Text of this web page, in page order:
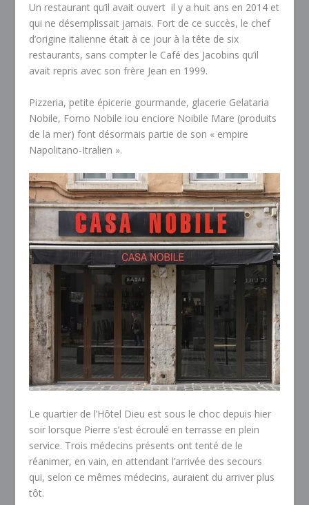
Un restaurant qu’il avait ouvert il y a huit ans en 2014 et
qui ne désemplissait jamais. Fort de ce succès, le chef
d’origine italienne était à ce jour à la tête de six
restaurants, sans compter le Café des Jacobins qu’il
avait repris avec son frère Jean en 1999.
Pizzeria, petite épicerie gourmande, glacerie Gelataria
Nobile, Forno Nobile iou enciore Noibile Mare (produits
de la mer) font désormais partie de son « empire
Napolitano-Itralien ».
Le quartier de l’Hôtel Dieu est sous le choc depuis hier
soir lorsque Pierre s’est écroulé en terrasse en plein
service. Trois médecins présents ont tenté de le
réanimer, en vain, en attendant l’arrivée des secours
qui, selon ce mêmes médecins, auraient du arriver plus
tôt.